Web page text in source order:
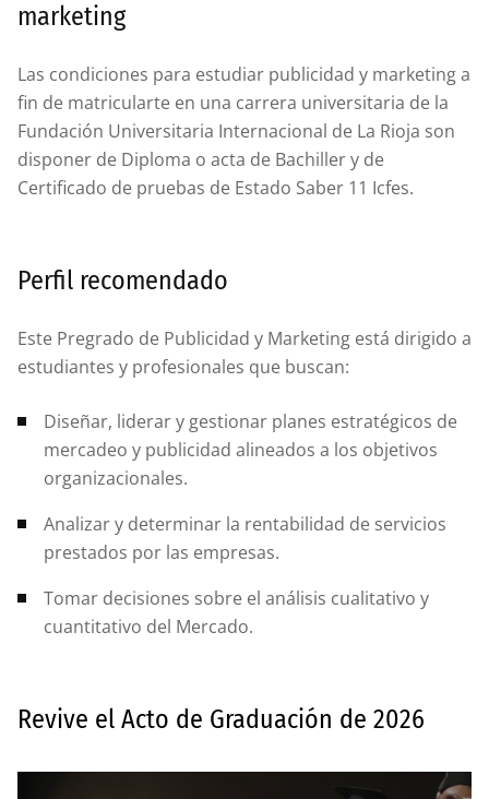
marketing
Las condiciones para estudiar publicidad y marketing a
fin de matricularte en una carrera universitaria de la
Fundación Universitaria Internacional de La Rioja son
disponer de Diploma o acta de Bachiller y de
Certificado de pruebas de Estado Saber 11 Icfes.
Perfil recomendado
Este Pregrado de Publicidad y Marketing está dirigido a
estudiantes y profesionales que buscan:
Diseñar, liderar y gestionar planes estratégicos de
mercadeo y publicidad alineados a los objetivos
organizacionales.
Analizar y determinar la rentabilidad de servicios
prestados por las empresas.
Tomar decisiones sobre el análisis cualitativo y
cuantitativo del Mercado.
Revive el Acto de Graduación de 2026